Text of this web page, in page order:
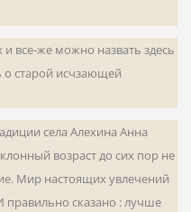
же можно назвать здесь
о старой исчзающей
села Алехина Анна
возраст до сих пор не
Мир настоящих увлечений
правильно сказано : лучше